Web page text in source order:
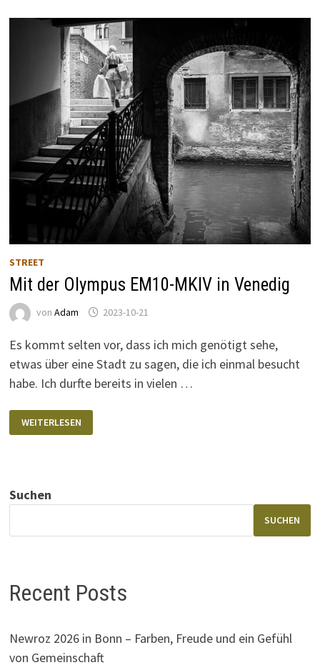
STREET
Mit der Olympus EM10-MKIV in Venedig
von Adam 2023-10-21
Es kommt selten vor, dass ich mich genötigt sehe,
etwas über eine Stadt zu sagen, die ich einmal besucht
habe. Ich durfte bereits in vielen …
DER
OLYMPUS
WEITERLESEN
Suchen
SUCHEN
Recent Posts
Newroz 2026 in Bonn – Farben, Freude und ein Gefühl
von Gemeinschaft